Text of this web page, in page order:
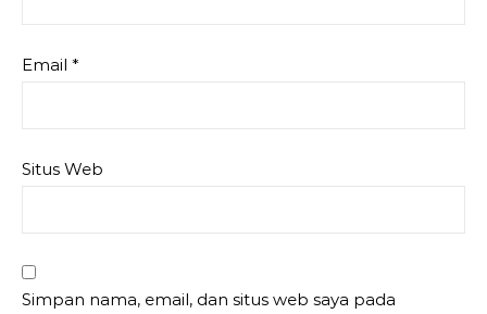
Email *
Situs Web
Simpan nama, email, dan situs web saya pada